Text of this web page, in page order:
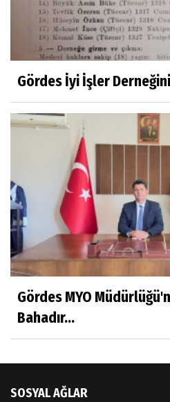
Dr.Fatih KESKİN
Millî Edebiyat, Millî
Sıracettin ÇELİK
Çalıkuşu
Dr.Tuğçe
Aşı: Toplum
Hatice
Hayatımın İçinden
Av.Ahmet
Gördes İyi İşler
Gördes MYO
Bahadır...
SOSYAL AĞLAR